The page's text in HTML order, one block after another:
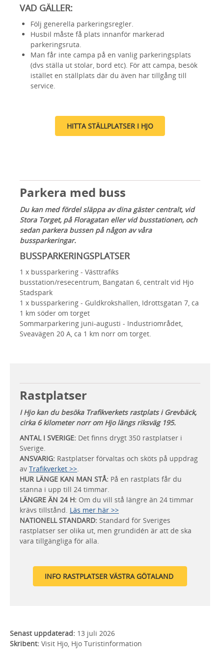
VAD GÄLLER:
Följ generella parkeringsregler.
Husbil måste få plats innanför markerad
parkeringsruta.
Man får inte campa på en vanlig parkeringsplats
(dvs ställa ut stolar, bord etc). För att campa, besök
istället en ställplats där du även har tillgång till
service.
HITTA STÄLLPLATSER I HJO
Parkera med buss
Du kan med fördel släppa av dina gäster centralt, vid
Stora Torget, på Floragatan eller vid busstationen, och
sedan parkera bussen på någon av våra
bussparkeringar.
BUSSPARKERINGSPLATSER
1 x bussparkering - Västtrafiks
busstation/resecentrum, Bangatan 6, centralt vid Hjo
Stadspark
1 x bussparkering - Guldkrokshallen, Idrottsgatan 7, ca
1 km söder om torget
Sommarparkering juni-augusti - Industriområdet,
Sveavägen 20 A, ca 1 km norr om torget.
Rastplatser
I Hjo kan du besöka Trafikverkets rastplats i Grevbäck,
cirka 6 kilometer norr om Hjo längs riksväg 195.
ANTAL I SVERIGE: Det finns drygt 350 rastplatser i
Sverige.
ANSVARIG: Rastplatser förvaltas och sköts på uppdrag
av Trafikverket >>.
HUR LÄNGE KAN MAN STÅ: På en rastplats får du
stanna i upp till 24 timmar.
LÄNGRE ÄN 24 H: Om du vill stå längre än 24 timmar
krävs tillstånd. Läs mer här >>
NATIONELL STANDARD: Standard för Sveriges
rastplatser ser olika ut, men grundidén är att de ska
vara tillgängliga för alla.
INFO RASTPLATSER VÄSTRA GÖTALAND
Senast uppdaterad: 13 juli 2026
Skribent: Visit Hjo, Hjo Turistinformation